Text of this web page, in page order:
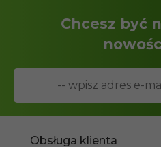
Chcesz być
Obsługa klienta